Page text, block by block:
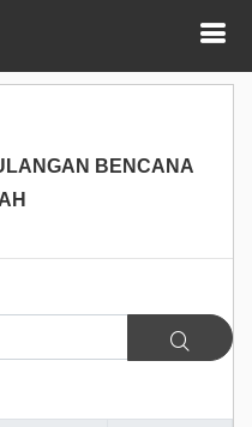
BENCANA